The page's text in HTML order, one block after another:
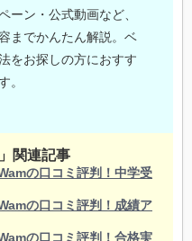
ーン・公式動画など、
までかんたん解説。ベ
をお探しの方におすす
。
関連記事
の口コミ評判！中学受
の口コミ評判！成績ア
の口コミ評判！合格実